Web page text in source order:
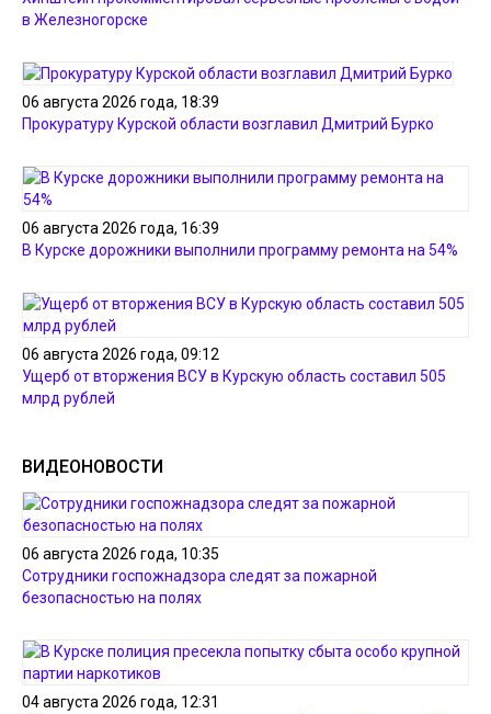
в Железногорске
06 августа 2026 года, 18:39
Прокуратуру Курской области возглавил Дмитрий Бурко
06 августа 2026 года, 16:39
В Курске дорожники выполнили программу ремонта на 54%
06 августа 2026 года, 09:12
Ущерб от вторжения ВСУ в Курскую область составил 505
млрд рублей
ВИДЕОНОВОСТИ
06 августа 2026 года, 10:35
Сотрудники госпожнадзора следят за пожарной
безопасностью на полях
04 августа 2026 года, 12:31